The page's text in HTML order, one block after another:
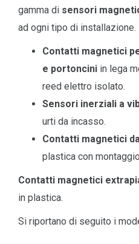
gamma di sensori
ad ogni tipo di installazione.
Contatti magnetici
e portoncini in lega
reed elettro isolato.
Sensori inerziali a
urti da incasso.
Contatti magnetici
plastica con
Contatti magnetici
in plastica.
Si riportano di seguito i